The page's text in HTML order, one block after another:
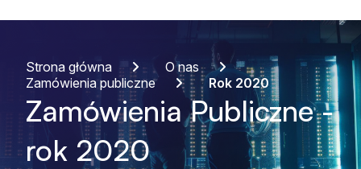
Strona główna
O nas
Zamówienia publiczne
Rok 2020
Zamówienia Publiczne -
rok 2020